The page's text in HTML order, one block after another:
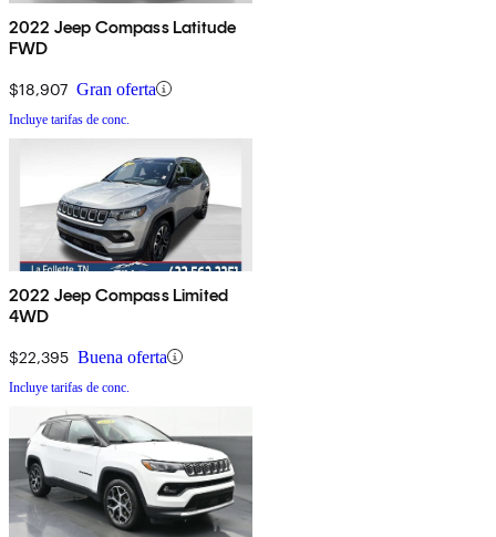
2022 Jeep Compass Latitude
FWD
$18,907 Gran oferta
Incluye tarifas de conc.
2022 Jeep Compass Limited
4WD
$22,395 Buena oferta
Incluye tarifas de conc.